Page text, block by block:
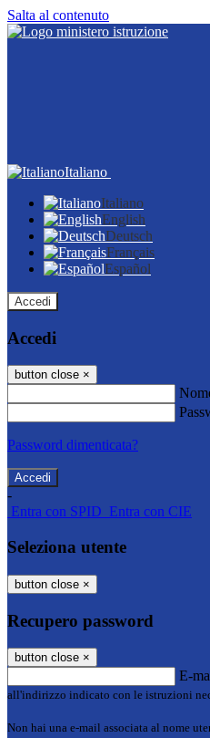
Salta al contenuto
Italiano
Italiano
English
Deutsch
Français
Español
Accedi
Accedi
button close ×
Password dimenticata?
-
Entra con SPID Entra con CIE
Seleziona utente
button close ×
Recupero password
button close ×
E-
all'indirizzo indicato con le istruzioni
Non hai una e-mail associata al nome